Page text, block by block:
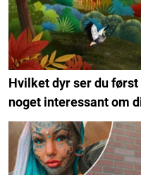
Hvilket dyr ser du
noget interessant om